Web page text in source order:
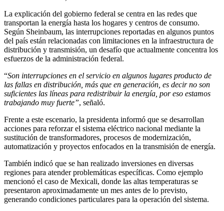
La explicación del gobierno federal se centra en las redes que
transportan la energía hasta los hogares y centros de consumo.
Según Sheinbaum, las interrupciones reportadas en algunos puntos
del país están relacionadas con limitaciones en la infraestructura de
distribución y transmisión, un desafío que actualmente concentra los
esfuerzos de la administración federal.
“Son interrupciones en el servicio en algunos lugares producto de
las fallas en distribución, más que en generación, es decir no son
suficientes las líneas para redistribuir la energía, por eso estamos
trabajando muy fuerte”, señaló.
Frente a este escenario, la presidenta informó que se desarrollan
acciones para reforzar el sistema eléctrico nacional mediante la
sustitución de transformadores, procesos de modernización,
automatización y proyectos enfocados en la transmisión de energía.
También indicó que se han realizado inversiones en diversas
regiones para atender problemáticas específicas. Como ejemplo
mencionó el caso de Mexicali, donde las altas temperaturas se
presentaron aproximadamente un mes antes de lo previsto,
generando condiciones particulares para la operación del sistema.